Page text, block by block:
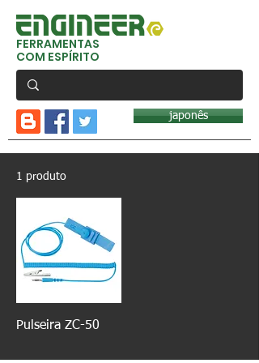
FERRAMENTAS
COM ESPÍRITO
japonês
1 produto
Pulseira ZC-50